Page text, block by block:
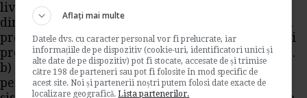
livrarilor/prestarilor facturate inainte de iesirea
din sistem a persoanei impozabile" coroborate cu
prevederile pct. 16^2 alin. (21) "In scopul aplicarii
prevederilor art. 134^2 alin. (7) din Codul fiscal: ...
b) pentru facturile partiale emise de catre
persoana impozabila inainte de iesirea din
Aflați mai multe
Datele dvs. cu caracter personal vor fi prelucrate, iar
informațiile de pe dispozitiv (cookie-uri, identificatori unici și
alte date de pe dispozitiv) pot fi stocate, accesate de și trimise
către 198 de parteneri sau pot fi folosite în mod specific de
acest site. Noi și partenerii noștri putem folosi date exacte de
localizare geografică.Lista partenerilor.